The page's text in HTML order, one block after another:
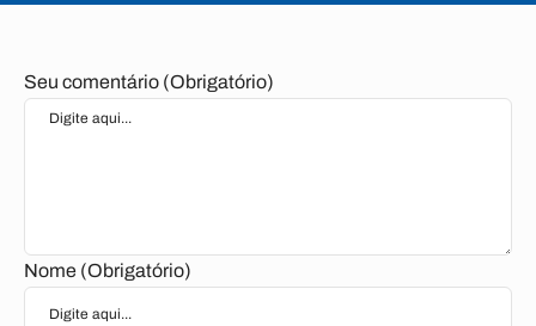
Seu comentário (Obrigatório)
Nome (Obrigatório)